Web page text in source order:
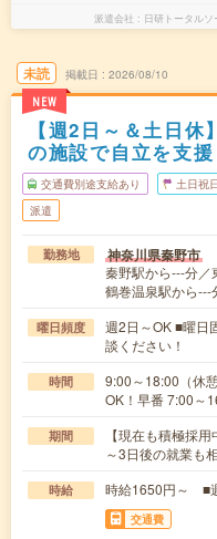
派遣会社 日研トータル
未読
NEW
掲載日 2026/08/10
【週2日～＆土日
の施設で自立を支援
交通費別途支給あり 土日祝
派遣
勤務地 神奈川県秦野市
秦野駅から---分／
鶴巻温泉駅から---
曜日頻度
週2日～OK ■曜日
談ください！
時間
9:00～18:00（休
OK！早番 7:00～
期間
【現在も積極採
～3日後の就業も
時給 時給1650円～ ■
交通費